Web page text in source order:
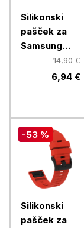
Silikonski
pašček za
Samsung
Galaxy Fit3,
14,90 €
6,94 €
-53 %
Silikonski
pašček za